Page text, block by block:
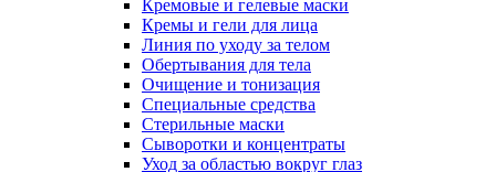
Кремовые и гелевые маски
Кремы и гели для лица
Линия по уходу за телом
Обертывания для тела
Очищение и тонизация
Специальные средства
Стерильные маски
Сыворотки и концентраты
Уход за областью вокруг глаз